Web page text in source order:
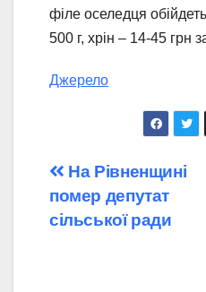
філе оселедця
500 г, хрін – 14-45 грн
Джерело
Навігація
записів
На Рівненщині
помер депутат
сільської ради